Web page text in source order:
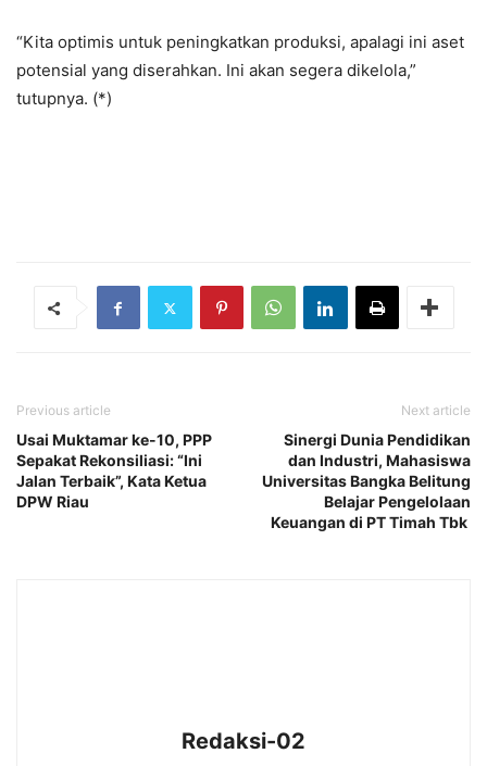
“Kita optimis untuk peningkatkan produksi, apalagi ini aset
potensial yang diserahkan. Ini akan segera dikelola,”
tutupnya. (*)
Previous article
Usai Muktamar ke-10, PPP
Sepakat Rekonsiliasi: “Ini
Jalan Terbaik”, Kata Ketua
DPW Riau
Next article
Sinergi Dunia Pendidikan
dan Industri, Mahasiswa
Universitas Bangka Belitung
Belajar Pengelolaan
Keuangan di PT Timah Tbk
Redaksi-02